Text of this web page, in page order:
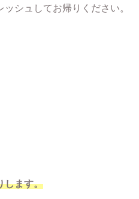
シュしてお帰りください。
します。